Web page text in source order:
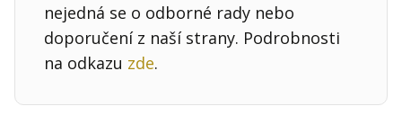
nejedná se o odborné rady nebo
doporučení z naší strany. Podrobnosti
na odkazu zde.